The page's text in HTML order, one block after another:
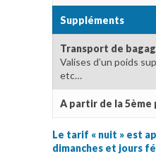
Suppléments
Transport de
Valises d’un poids
etc…
A partir de la
Le tarif « nuit » est
dimanches et jours